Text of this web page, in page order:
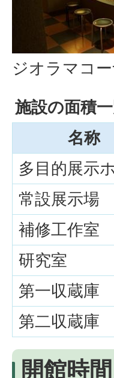
ジオラマコ
施設の面積
名称
多目的展示
常設展示場
補修工作室
研究室
第一収蔵庫
第二収蔵庫
開館時間